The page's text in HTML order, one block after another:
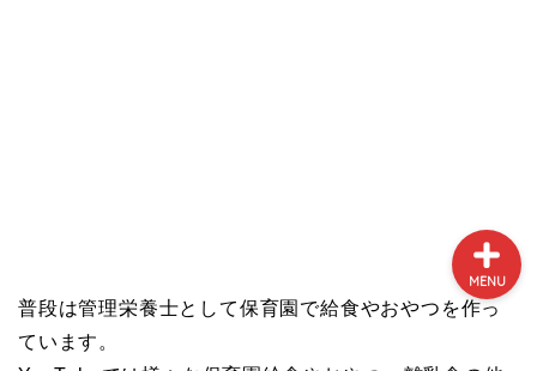
普段は管理栄養士として保育園で給食やおやつを作っ
ています。
MENU